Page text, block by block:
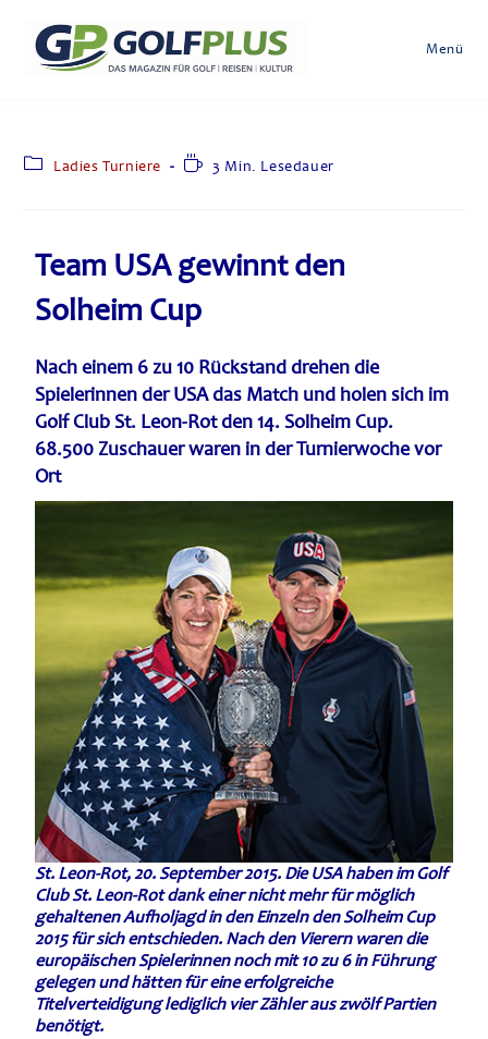
Menü
Ladies Turniere 3 Min. Lesedauer
Team USA gewinnt den
Solheim Cup
Nach einem 6 zu 10 Rückstand drehen die
Spielerinnen der USA das Match und holen sich im
Golf Club St. Leon-Rot den 14. Solheim Cup.
68.500 Zuschauer waren in der Turnierwoche vor
Ort
St. Leon-Rot, 20. September 2015. Die USA haben im Golf
Club St. Leon-Rot dank einer nicht mehr für möglich
gehaltenen Aufholjagd in den Einzeln den Solheim Cup
2015 für sich entschieden. Nach den Vierern waren die
europäischen Spielerinnen noch mit 10 zu 6 in Führung
gelegen und hätten für eine erfolgreiche
Titelverteidigung lediglich vier Zähler aus zwölf Partien
benötigt.